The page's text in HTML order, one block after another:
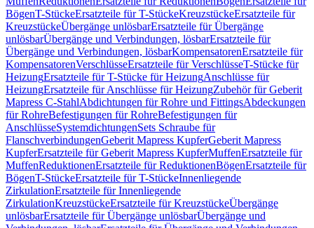
BögenT-StückeErsatzteile für T-StückeKreuzstückeErsatzteile für
KreuzstückeÜbergänge unlösbarErsatzteile für Übergänge
unlösbarÜbergänge und Verbindungen, lösbarErsatzteile für
Übergänge und Verbindungen, lösbarKompensatorenErsatzteile für
KompensatorenVerschlüsseErsatzteile für VerschlüsseT-Stücke für
HeizungErsatzteile für T-Stücke für HeizungAnschlüsse für
HeizungErsatzteile für Anschlüsse für HeizungZubehör für Geberit
Mapress C-StahlAbdichtungen für Rohre und FittingsAbdeckungen
für RohreBefestigungen für RohreBefestigungen für
AnschlüsseSystemdichtungenSets Schraube für
FlanschverbindungenGeberit Mapress KupferGeberit Mapress
KupferErsatzteile für Geberit Mapress KupferMuffenErsatzteile für
MuffenReduktionenErsatzteile für ReduktionenBögenErsatzteile für
BögenT-StückeErsatzteile für T-StückeInnenliegende
ZirkulationErsatzteile für Innenliegende
ZirkulationKreuzstückeErsatzteile für KreuzstückeÜbergänge
unlösbarErsatzteile für Übergänge unlösbarÜbergänge und